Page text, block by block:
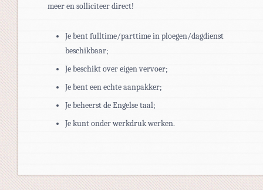
meer en solliciteer direct!
Je bent fulltime/parttime in ploegen/dagdienst
beschikbaar;
Je beschikt over eigen vervoer;
Je bent een echte aanpakker;
Je beheerst de Engelse taal;
Je kunt onder werkdruk werken.